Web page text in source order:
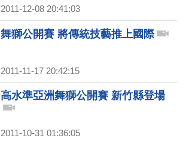
2011-12-08 20:41:03
舞獅公開賽 將傳統技藝推上國際
2011-11-17 20:42:15
高水準亞洲舞獅公開賽 新竹縣登場
2011-10-31 01:36:05